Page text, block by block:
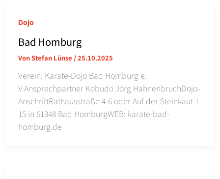
Dojo
Bad Homburg
VonStefan Lünse /25.10.2025
Verein: Karate-Dojo Bad Homburg e.
V.Ansprechpartner Kobudo Jörg HahnenbruchDojo-
AnschriftRathausstraße 4-6 oder Auf der Steinkaut 1-
15 in 61348 Bad HomburgWEB: karate-bad-
homburg.de